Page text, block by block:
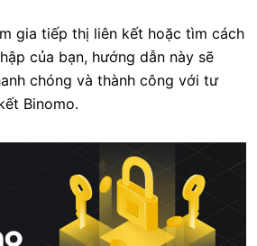
gia tiếp thị liên kết hoặc tìm cách
của bạn, hướng dẫn này sẽ
chóng và thành công với tư
Binomo.